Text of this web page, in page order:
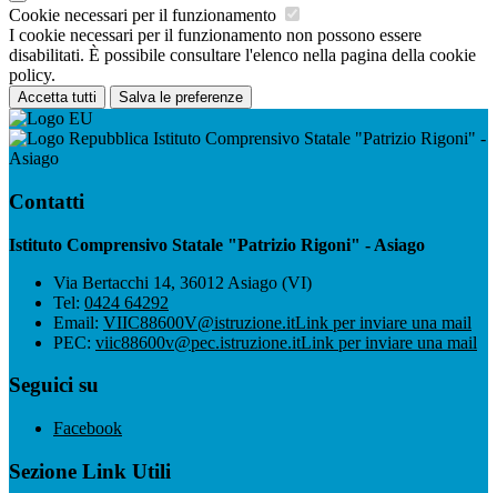
Cookie necessari per il funzionamento
I cookie necessari per il funzionamento non possono essere
disabilitati. È possibile consultare l'elenco nella pagina della cookie
policy.
Accetta tutti Salva le preferenze
Istituto Comprensivo Statale "Patrizio Rigoni" -
Asiago
Contatti
Istituto Comprensivo Statale "Patrizio Rigoni" - Asiago
Via Bertacchi 14, 36012 Asiago (VI)
Tel: 0424 64292
Email: VIIC88600V@istruzione.itLink per inviare una mail
PEC: viic88600v@pec.istruzione.itLink per inviare una mail
Seguici su
Facebook
Sezione Link Utili